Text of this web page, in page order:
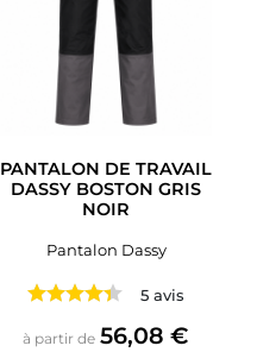
PANTALON DE TRAVAIL
DASSY BOSTON GRIS
NOIR
Pantalon Dassy
5 avis
à partir de Prix
56,08 €